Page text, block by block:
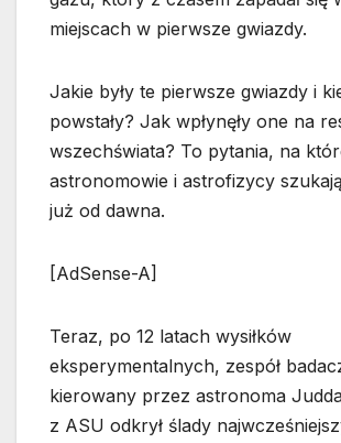
miejscach w pierwsze gwiazdy.
Jakie były te pierwsze gwiazdy i
powstały? Jak wpłynęły one na
wszechświata? To pytania, na
astronomowie i astrofizycy
już od dawna.
[AdSense-A]
Teraz, po 12 latach wysiłków
eksperymentalnych, zespół
kierowany przez astronoma
z ASU odkrył ślady